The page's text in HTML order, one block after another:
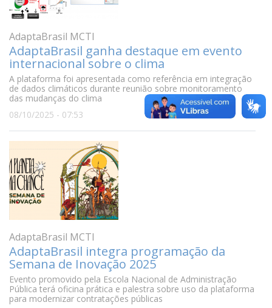
AdaptaBrasil MCTI
AdaptaBrasil ganha destaque em evento
internacional sobre o clima
A plataforma foi apresentada como referência em integração
de dados climáticos durante reunião sobre monitoramento
das mudanças do clima
08/10/2025 - 07:53
AdaptaBrasil MCTI
AdaptaBrasil integra programação da
Semana de Inovação 2025
Evento promovido pela Escola Nacional de Administração
Pública terá oficina prática e palestra sobre uso da plataforma
para modernizar contratações públicas